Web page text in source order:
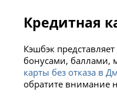
Кредитная
Кэшбэк
бонусами, баллами,
карты без отказа в
обратите внимание